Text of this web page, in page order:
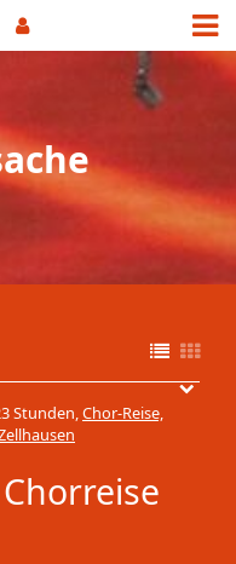
Stunden,Chor-Reise,
Chorreise